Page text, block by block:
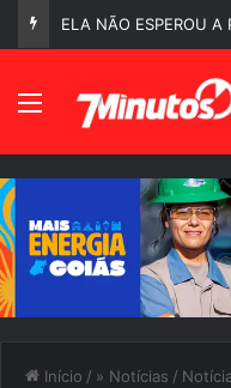
ELA NÃO ESPEROU A
Menu
Início / » Notícias /